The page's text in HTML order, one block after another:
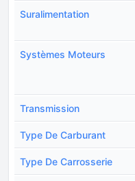
Suralimentation
Systèmes Moteurs
Transmission
Type De Carburant
Type De Carrosserie